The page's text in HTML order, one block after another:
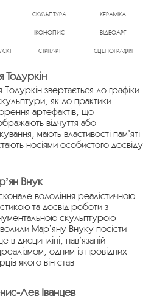
СКУЛЬПТУРА КЕРАМІКА
ІКОНОПИС ВІДЕОАРТ
СТРІТАРТ СЦЕНОГРАФІЯ
Тодуркін
Тодуркін звертається до графіки
як до практики
артефактів, що
відчуття або
мають властивості пам’яті
носіями особистого досвіду
Внук
володіння реалістичною
та досвід роботи з
скульптурою
Марʼяну Внуку посісти
в дисципліні, нав’язаній
одним із провідних
якого він став
Лев Іванцев